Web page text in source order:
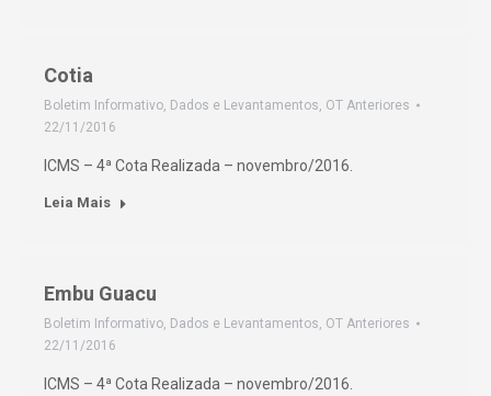
Cotia
Boletim Informativo, Dados e Levantamentos, OT Anteriores
22/11/2016
ICMS – 4ª Cota Realizada – novembro/2016.
Leia Mais
Embu Guacu
Boletim Informativo, Dados e Levantamentos, OT Anteriores
22/11/2016
ICMS – 4ª Cota Realizada – novembro/2016.